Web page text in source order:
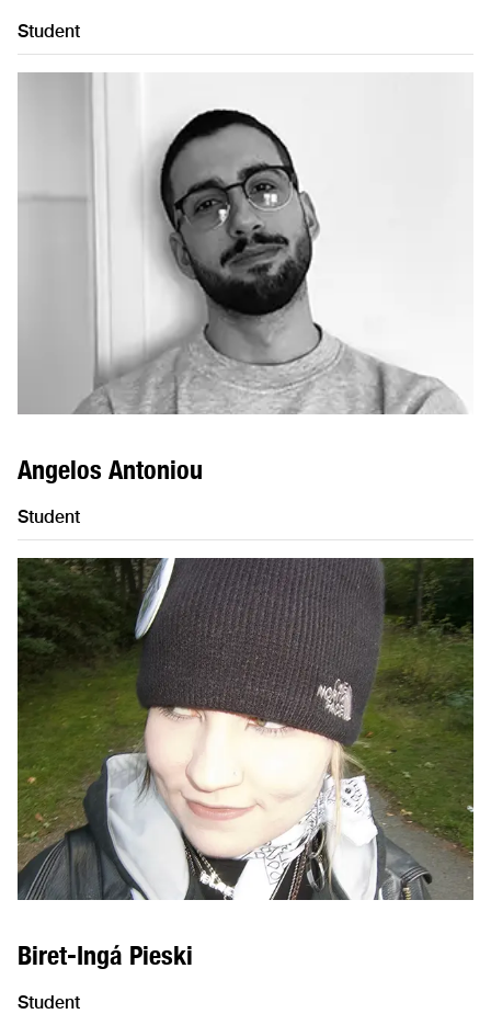
Student
Angelos Antoniou
Student
Biret-Ingá Pieski
Student